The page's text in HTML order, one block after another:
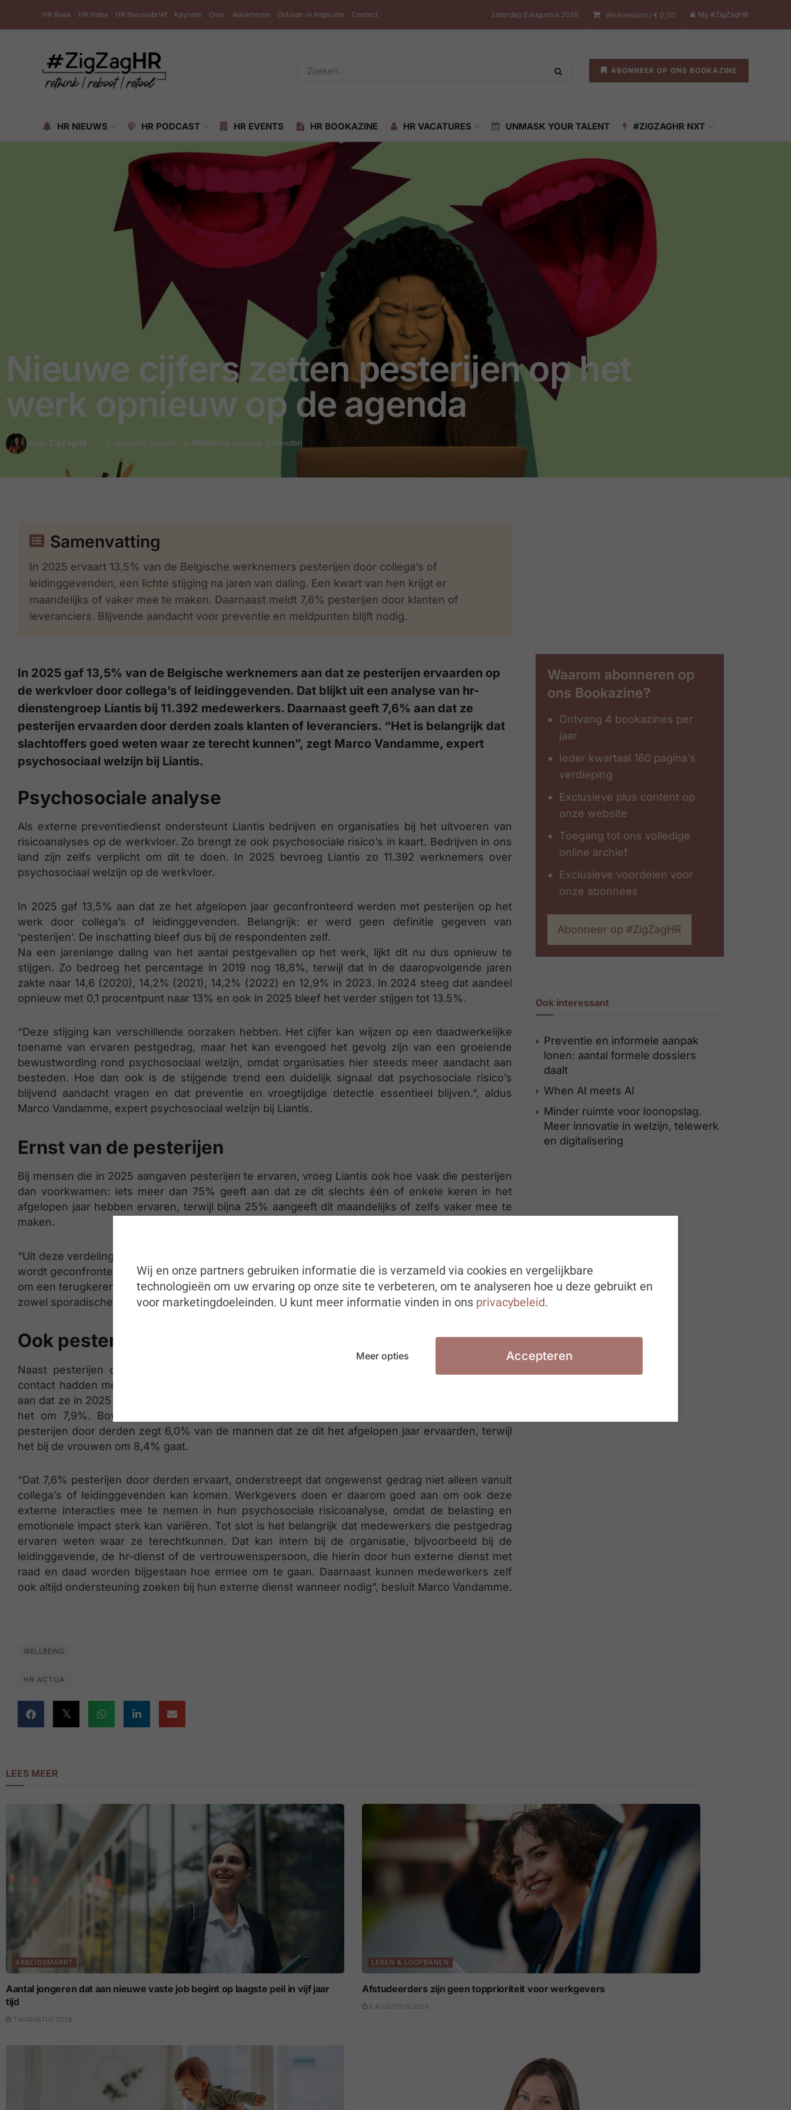
HR Boek HR Index HR Nieuwsbrief Keynote Over Adverteren Outside-in Inspiratie Contact zaterdag 8 augustus 2026 Winkelmand / € 0,00 My #ZigZagHR
ABONNEER OP ONS BOOKAZINE
HR NIEUWS HR PODCAST HR EVENTS HR BOOKAZINE HR VACATURES UNMASK YOUR TALENT #ZIGZAGHR NXT
Nieuwe cijfers zetten pesterijen op het
werk opnieuw op de agenda
door ZigZagHR 5 maanden geleden in Wellbeing Leestijd: 3 minuten
Samenvatting
In 2025 ervaart 13,5% van de Belgische werknemers pesterijen door collega’s of
leidinggevenden, een lichte stijging na jaren van daling. Een kwart van hen krijgt er
maandelijks of vaker mee te maken. Daarnaast meldt 7,6% pesterijen door klanten of
leveranciers. Blijvende aandacht voor preventie en meldpunten blijft nodig.
In 2025 gaf 13,5% van de Belgische werknemers aan dat ze pesterijen ervaarden op
de werkvloer door collega’s of leidinggevenden. Dat blijkt uit een analyse van hr-
dienstengroep Liantis bij 11.392 medewerkers. Daarnaast geeft 7,6% aan dat ze
pesterijen ervaarden door derden zoals klanten of leveranciers. “Het is belangrijk dat
slachtoffers goed weten waar ze terecht kunnen”, zegt Marco Vandamme, expert
psychosociaal welzijn bij Liantis.
Psychosociale analyse
Als externe preventiedienst ondersteunt Liantis bedrijven en organisaties bij het uitvoeren van
risicoanalyses op de werkvloer. Zo brengt ze ook psychosociale risico’s in kaart. Bedrijven in ons
land zijn zelfs verplicht om dit te doen. In 2025 bevroeg Liantis zo 11.392 werknemers over
psychosociaal welzijn op de werkvloer.
In 2025 gaf 13,5% aan dat ze het afgelopen jaar geconfronteerd werden met pesterijen op het
werk door collega’s of leidinggevenden. Belangrijk: er werd geen definitie gegeven van
‘pesterijen’. De inschatting bleef dus bij de respondenten zelf.
Na een jarenlange daling van het aantal pestgevallen op het werk, lijkt dit nu dus opnieuw te
stijgen. Zo bedroeg het percentage in 2019 nog 18,8%, terwijl dat in de daaropvolgende jaren
zakte naar 14,6 (2020), 14,2% (2021), 14,2% (2022) en 12,9% in 2023. In 2024 steeg dat aandeel
opnieuw met 0,1 procentpunt naar 13% en ook in 2025 bleef het verder stijgen tot 13.5%.
“Deze stijging kan verschillende oorzaken hebben. Het cijfer kan wijzen op een daadwerkelijke
toename van ervaren pestgedrag, maar het kan evengoed het gevolg zijn van een groeiende
bewustwording rond psychosociaal welzijn, omdat organisaties hier steeds meer aandacht aan
besteden. Hoe dan ook is de stijgende trend een duidelijk signaal dat psychosociale risico’s
blijvend aandacht vragen en dat preventie en vroegtijdige detectie essentieel blijven.”, aldus
Marco Vandamme, expert psychosociaal welzijn bij Liantis.
Ernst van de pesterijen
Bij mensen die in 2025 aangaven pesterijen te ervaren, vroeg Liantis ook hoe vaak die pesterijen
dan voorkwamen: iets meer dan 75% geeft aan dat ze dit slechts één of enkele keren in het
afgelopen jaar hebben ervaren, terwijl bijna 25% aangeeft dit maandelijks of zelfs vaker mee te
maken.
“Uit deze verdeling blijkt dat er een beduidende groep werknemers is die frequent met pesterijen
wordt geconfronteerd. De psychosociale impact kan bijzonder groot zijn, zeker wanneer het gaat
om een terugkerend patroon. De cijfers maken duidelijk dat organisaties alert moeten blijven voor
zowel sporadische signalen als structurele probleemsituaties”, zegt Vandamme.
Ook pesterijen door derden
Naast pesterijen door collega’s en/of leidinggevenden, bevroeg Liantis ook of medewerkers
contact hadden met derden, denk maar aan klanten of leveranciers. Van die subgroep gaf 7,6%
aan dat ze in 2025 pesterijen ervaarden. Dat is een lichte daling ten opzichte van 2024: toen ging
het om 7,9%. Bovendien is er een verschil tussen mannen en vrouwen. Als het gaat om
pesterijen door derden zegt 6,0% van de mannen dat ze dit het afgelopen jaar ervaarden, terwijl
het bij de vrouwen om 8,4% gaat.
“Dat 7,6% pesterijen door derden ervaart, onderstreept dat ongewenst gedrag niet alleen vanuit
collega’s of leidinggevenden kan komen. Werkgevers doen er daarom goed aan om ook deze
externe interacties mee te nemen in hun psychosociale risicoanalyse, omdat de belasting en
emotionele impact sterk kan variëren. Tot slot is het belangrijk dat medewerkers die pestgedrag
ervaren weten waar ze terechtkunnen. Dat kan intern bij de organisatie, bijvoorbeeld bij de
leidinggevende, de hr-dienst of de vertrouwenspersoon, die hierin door hun externe dienst met
raad en daad worden bijgestaan hoe ermee om te gaan. Daarnaast kunnen medewerkers zelf
ook altijd ondersteuning zoeken bij hun externe dienst wanneer nodig”, besluit Marco Vandamme.
WELLBEING
HR ACTUA
Waarom abonneren op
ons Bookazine?
Ontvang 4 bookazines per
jaar
Ieder kwartaal 160 pagina’s
verdieping
Exclusieve plus content op
onze website
Toegang tot ons volledige
online archief
Exclusieve voordelen voor
onze abonnees
Abonneer op #ZigZagHR
Ook interessant
Preventie en informele aanpak
lonen: aantal formele dossiers
daalt
When AI meets AI
Minder ruimte voor loonopslag.
Meer innovatie in welzijn, telewerk
en digitalisering
LEES MEER
ARBEIDSMARKT
Aantal jongeren dat aan nieuwe vaste job begint op laagste peil in vijf jaar
tijd
7 AUGUSTUS 2026
LEREN & LOOPBANEN
Afstudeerders zijn geen topprioriteit voor werkgevers
6 AUGUSTUS 2026
Wij en onze partners gebruiken informatie die is verzameld via cookies en vergelijkbare
technologieën om uw ervaring op onze site te verbeteren, om te analyseren hoe u deze gebruikt en
voor marketingdoeleinden. U kunt meer informatie vinden in ons privacybeleid.
Meer opties Accepteren